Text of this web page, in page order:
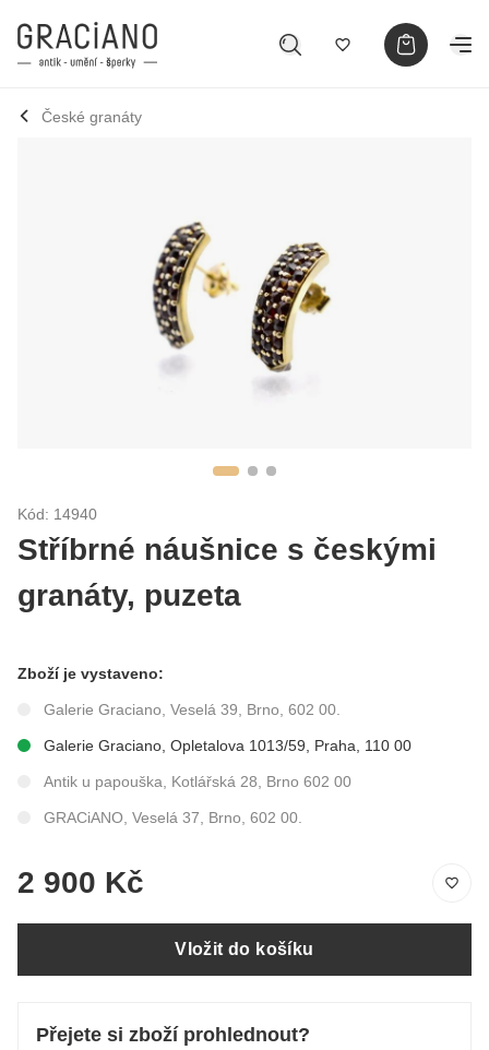
České granáty
Kód: 14940
Stříbrné náušnice s českými
granáty, puzeta
Zboží je vystaveno:
Galerie Graciano, Veselá 39, Brno, 602 00.
Galerie Graciano, Opletalova 1013/59, Praha, 110 00
Antik u papouška, Kotlářská 28, Brno 602 00
GRACiANO, Veselá 37, Brno, 602 00.
2 900 Kč
Vložit do košíku
Přejete si zboží prohlednout?